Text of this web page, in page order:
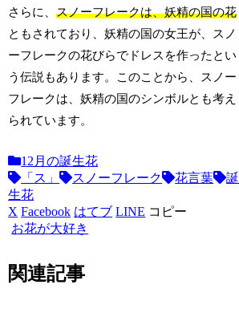
さらに、スノーフレークは、妖精の国の花
ともされており、妖精の国の女王が、スノ
ーフレークの花びらでドレスを作ったとい
う伝説もあります。このことから、スノー
フレークは、妖精の国のシンボルとも考え
られています。
12月の誕生花
「ス」
スノーフレーク 花言葉
誕
生花
X Facebook はてブ LINE コピー
お花が大好き
関連記事